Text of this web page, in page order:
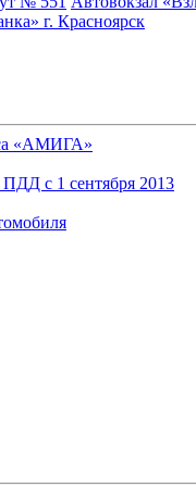
г. Красноярск
«АМИГА»
с 1 сентября 2013